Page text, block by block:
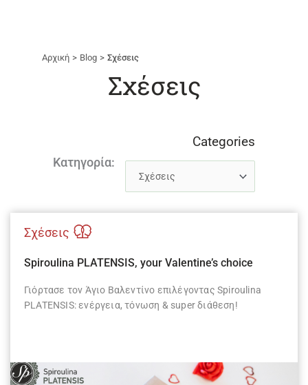
Αρχική Blog Σχέσεις
Σχέσεις
Κατηγορία:
Categories
Σχέσεις
Spiroulina PLATENSIS, your Valentine’s choice
Γιόρτασε τον Άγιο Βαλεντίνο επιλέγοντας Spiroulina
PLATENSIS: ενέργεια, τόνωση & super διάθεση!